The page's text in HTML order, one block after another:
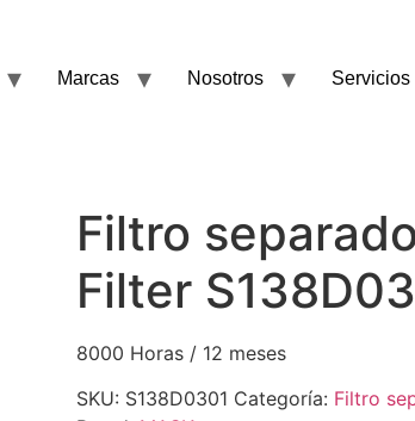
Marcas Nosotros Servicios
Filtro
Filter
8000 Horas / 12 meses
SKU: S138D0301 Categoría: Filtro